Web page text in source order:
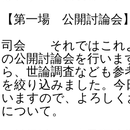
【第一場 公開討論会
司会 それではこれ
の公開討論会を行い
ら、世論調査なども
を絞り込みました。
いますので、よろし
について。